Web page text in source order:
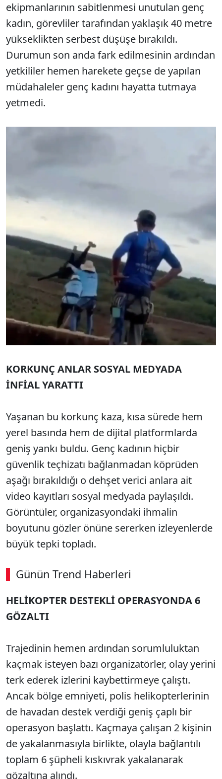
ekipmanlarının sabitlenmesi unutulan genç
kadın, görevliler tarafından yaklaşık 40 metre
yükseklikten serbest düşüşe bırakıldı.
Durumun son anda fark edilmesinin ardından
yetkililer hemen harekete geçse de yapılan
müdahaleler genç kadını hayatta tutmaya
yetmedi.
KORKUNÇ ANLAR SOSYAL MEDYADA
İNFİAL YARATTI
Yaşanan bu korkunç kaza, kısa sürede hem
yerel basında hem de dijital platformlarda
geniş yankı buldu. Genç kadının hiçbir
güvenlik teçhizatı bağlanmadan köprüden
aşağı bırakıldığı o dehşet verici anlara ait
video kayıtları sosyal medyada paylaşıldı.
Görüntüler, organizasyondaki ihmalin
boyutunu gözler önüne sererken izleyenlerde
büyük tepki topladı.
Günün Trend Haberleri
00:02 / 09:08
Sesi Aç
HELİKOPTER DESTEKLİ OPERASYONDA 6
GÖZALTI
Trajedinin hemen ardından sorumluluktan
kaçmak isteyen bazı organizatörler, olay yerini
terk ederek izlerini kaybettirmeye çalıştı.
Ancak bölge emniyeti, polis helikopterlerinin
de havadan destek verdiği geniş çaplı bir
operasyon başlattı. Kaçmaya çalışan 2 kişinin
de yakalanmasıyla birlikte, olayla bağlantılı
toplam 6 şüpheli kıskıvrak yakalanarak
gözaltına alındı.